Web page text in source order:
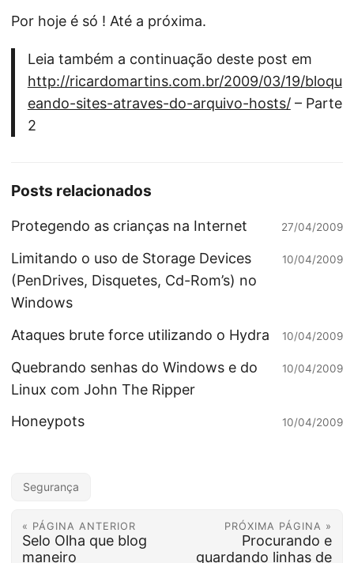
Por hoje é só ! Até a próxima.
Leia também a continuação deste post em
http://ricardomartins.com.br/2009/03/19/bloqu
eando-sites-atraves-do-arquivo-hosts/– Parte
2
Posts relacionados
Protegendo as crianças na Internet 27/04/2009
Limitando o uso de Storage Devices
(PenDrives, Disquetes, Cd-Rom’s) no
Windows
10/04/2009
Ataques brute force utilizando o Hydra 10/04/2009
Quebrando senhas do Windows e do
Linux com John The Ripper
10/04/2009
Honeypots 10/04/2009
Segurança
« PÁGINA ANTERIOR
Selo Olha que blog
maneiro
PRÓXIMA PÁGINA »
Procurando e
guardando linhas de